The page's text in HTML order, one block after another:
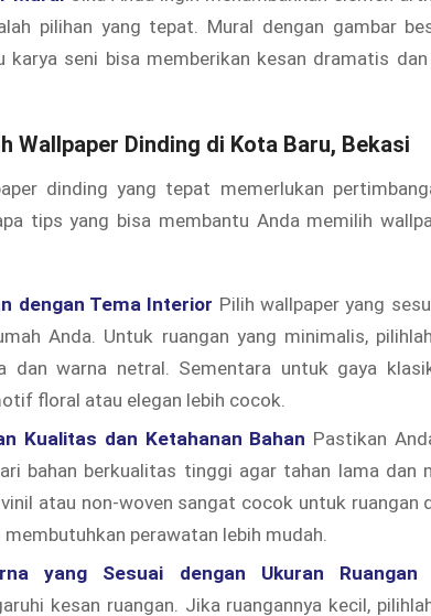
pilihan yang tepat. Mural dengan gambar
karya seni bisa memberikan kesan dramatis
Wallpaper Dinding di Kota Baru, Bekasi
dinding yang tepat memerlukan
tips yang bisa membantu Anda memilih
dengan Tema Interior Pilih wallpaper yang
Anda. Untuk ruangan yang minimalis,
dan warna netral. Sementara untuk gaya
floral atau elegan lebih cocok.
Kualitas dan Ketahanan Bahan Pastikan
bahan berkualitas tinggi agar tahan lama dan
atau non-woven sangat cocok untuk ruangan
membutuhkan perawatan lebih mudah.
yang Sesuai dengan Ukuran Ruangan
kesan ruangan. Jika ruangannya kecil,